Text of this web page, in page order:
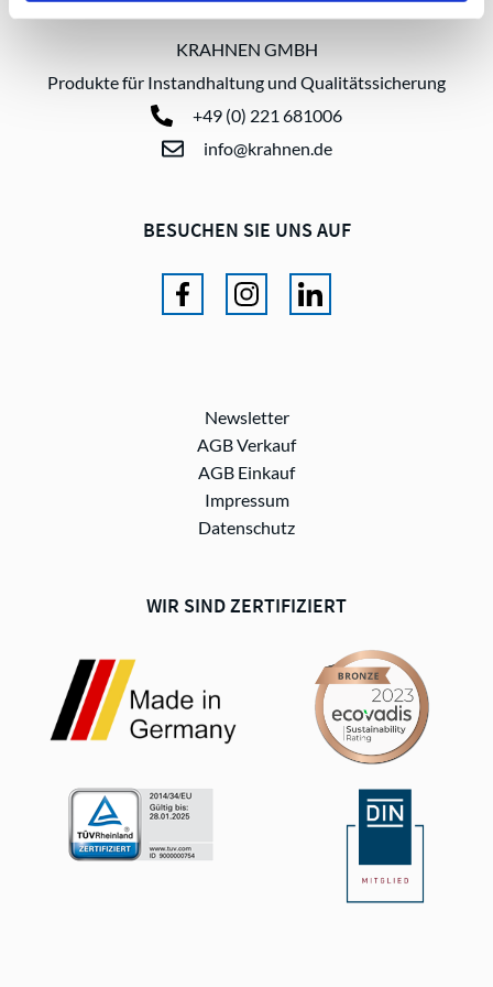
KRAHNEN GMBH
Produkte für Instandhaltung und Qualitätssicherung
+49 (0) 221 681006
info@krahnen.de
BESUCHEN SIE UNS AUF
Newsletter
AGB Verkauf
AGB Einkauf
Impressum
Datenschutz
WIR SIND ZERTIFIZIERT